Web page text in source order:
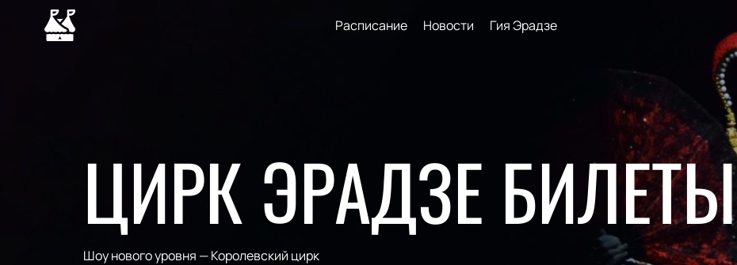
Расписание Новости Гия Эрадзе
ЦИРК ЭРАДЗЕ БИЛЕТЫ
Шоу нового уровня — Королевский цирк